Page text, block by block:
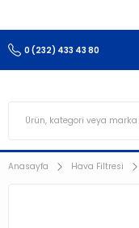
0 (232) 433 43 80
Anasayfa Hava Filtresi